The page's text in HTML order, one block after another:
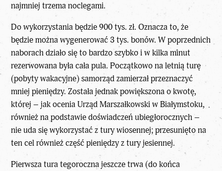
najmniej trzema noclegami.
Do wykorzystania będzie 900 tys. zł. Oznacza to, że
będzie można wygenerować 3 tys. bonów. W poprzednich
naborach działo się to bardzo szybko i w kilka minut
rezerwowana była cała pula. Początkowo na letnią turę
(pobyty wakacyjne) samorząd zamierzał przeznaczyć
mniej pieniędzy. Została jednak powiększona o kwotę,
której – jak ocenia Urząd Marszałkowski w Białymstoku,
również na podstawie doświadczeń ubiegłorocznych –
nie uda się wykorzystać z tury wiosennej; przesunięto na
ten cel również część pieniędzy z tury jesiennej.
Pierwsza tura tegoroczna jeszcze trwa (do końca